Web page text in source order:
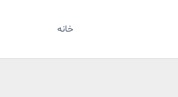
خانه